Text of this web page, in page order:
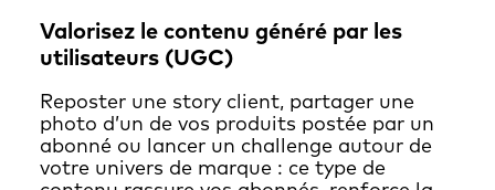
Valorisez le contenu généré par les
utilisateurs (UGC)
Reposter une story client, partager une
photo d’un de vos produits postée par un
abonné ou lancer un challenge autour de
votre univers de marque : ce type de